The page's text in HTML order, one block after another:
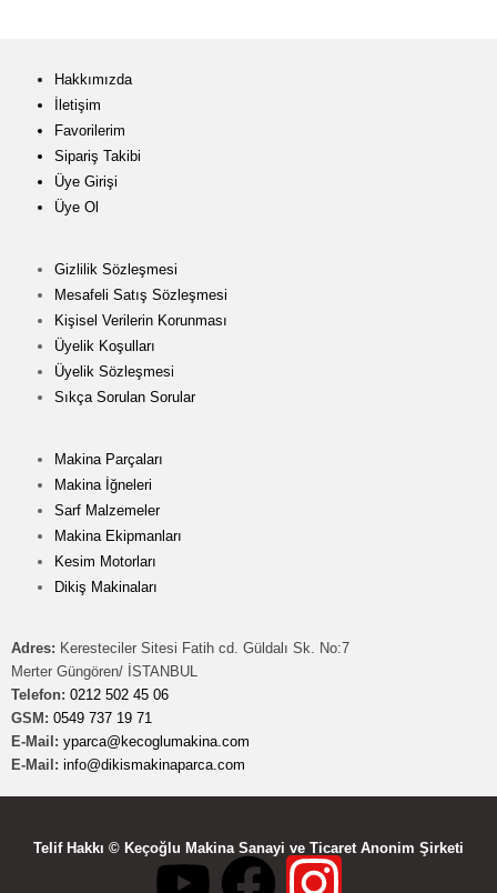
Hakkımızda
İletişim
Favorilerim
Sipariş Takibi
Üye Girişi
Üye Ol
Gizlilik Sözleşmesi
Mesafeli Satış Sözleşmesi
Kişisel Verilerin Korunması
Üyelik Koşulları
Üyelik Sözleşmesi
Sıkça Sorulan Sorular
Makina Parçaları
Makina İğneleri
Sarf Malzemeler
Makina Ekipmanları
Kesim Motorları
Dikiş Makinaları
Adres: Keresteciler Sitesi Fatih cd. Güldalı Sk. No:7
Merter Güngören/ İSTANBUL
Telefon: 0212 502 45 06
GSM: 0549 737 19 71
E-Mail: yparca@kecoglumakina.com
E-Mail: info@dikismakinaparca.com
Telif Hakkı © Keçoğlu Makina Sanayi ve Ticaret Anonim Şirketi